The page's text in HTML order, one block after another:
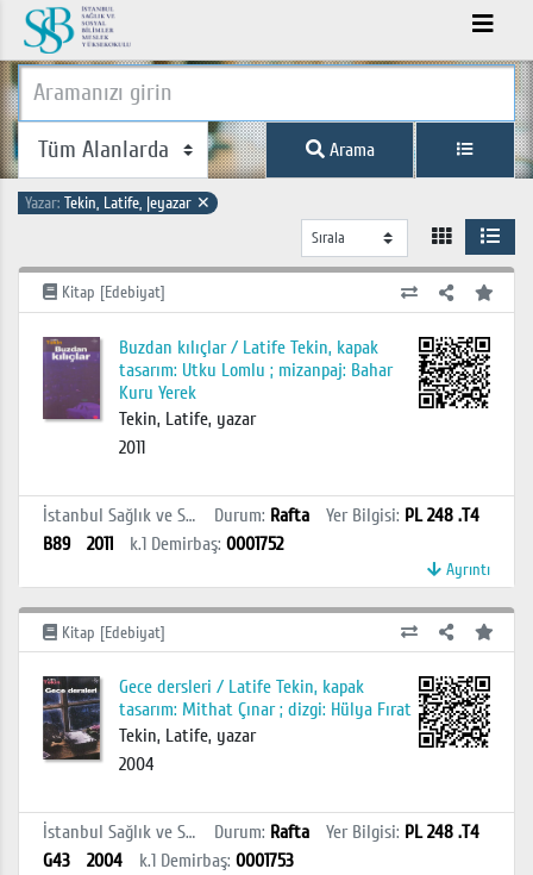
Arama
Yazar: Tekin, Latife, |eyazar ✕
Kitap [Edebiyat]
Buzdan kılıçlar / Latife Tekin, kapak
tasarım: Utku Lomlu ; mizanpaj: Bahar
Kuru Yerek
Tekin, Latife, yazar
2011
İstanbul Sağlık ve Sosyal Bilimler MYO Kütüphanesi Durum: Rafta Yer Bilgisi: PL 248 .T4
B89
2011 k.1 Demirbaş: 0001752
Ayrıntı
Kitap [Edebiyat]
Gece dersleri / Latife Tekin, kapak
tasarım: Mithat Çınar ; dizgi: Hülya Fırat
Tekin, Latife, yazar
2004
İstanbul Sağlık ve Sosyal Bilimler MYO Kütüphanesi Durum: Rafta Yer Bilgisi: PL 248 .T4
G43
2004 k.1 Demirbaş: 0001753